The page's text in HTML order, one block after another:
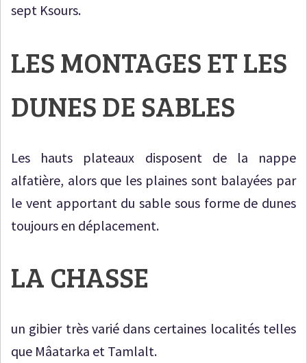
sept Ksours.
LES MONTAGES ET LES
DUNES DE SABLES
Les hauts plateaux disposent de la nappe
alfatière, alors que les plaines sont balayées par
le vent apportant du sable sous forme de dunes
toujours en déplacement.
LA CHASSE
un gibier très varié dans certaines localités telles
que Mâatarka et Tamlalt.